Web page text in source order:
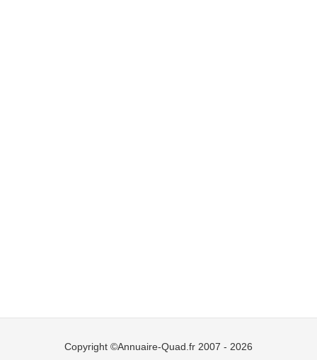
Copyright ©Annuaire-Quad.fr 2007 - 2026